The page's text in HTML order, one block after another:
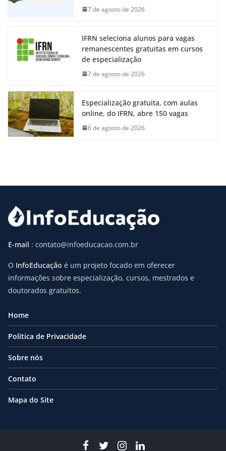
7 de agosto de 2026
IFRN seleciona alunos para vagas
remanescentes gratuitas em cursos
de especialização
7 de agosto de 2026
Especialização gratuita, com aulas
online, do IFRN, abre 150 vagas
6 de agosto de 2026
E-mail : contato@infoeducacao.com.br
O InfoEducação é um projeto focado em oferecer
informações sobre especialização, cursos, mestrados e
doutorados gratuitos.
Home
Politica de Privacidade
Sobre nós
Contato
Mapa do Site